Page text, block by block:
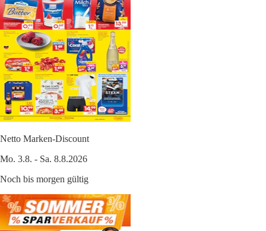
Netto Marken-Discount
Mo. 3.8. - Sa. 8.8.2026
Noch bis morgen gültig